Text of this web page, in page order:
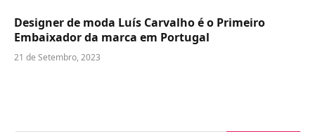
Designer de moda Luís Carvalho é o Primeiro
Embaixador da marca em Portugal
21 de Setembro, 2023